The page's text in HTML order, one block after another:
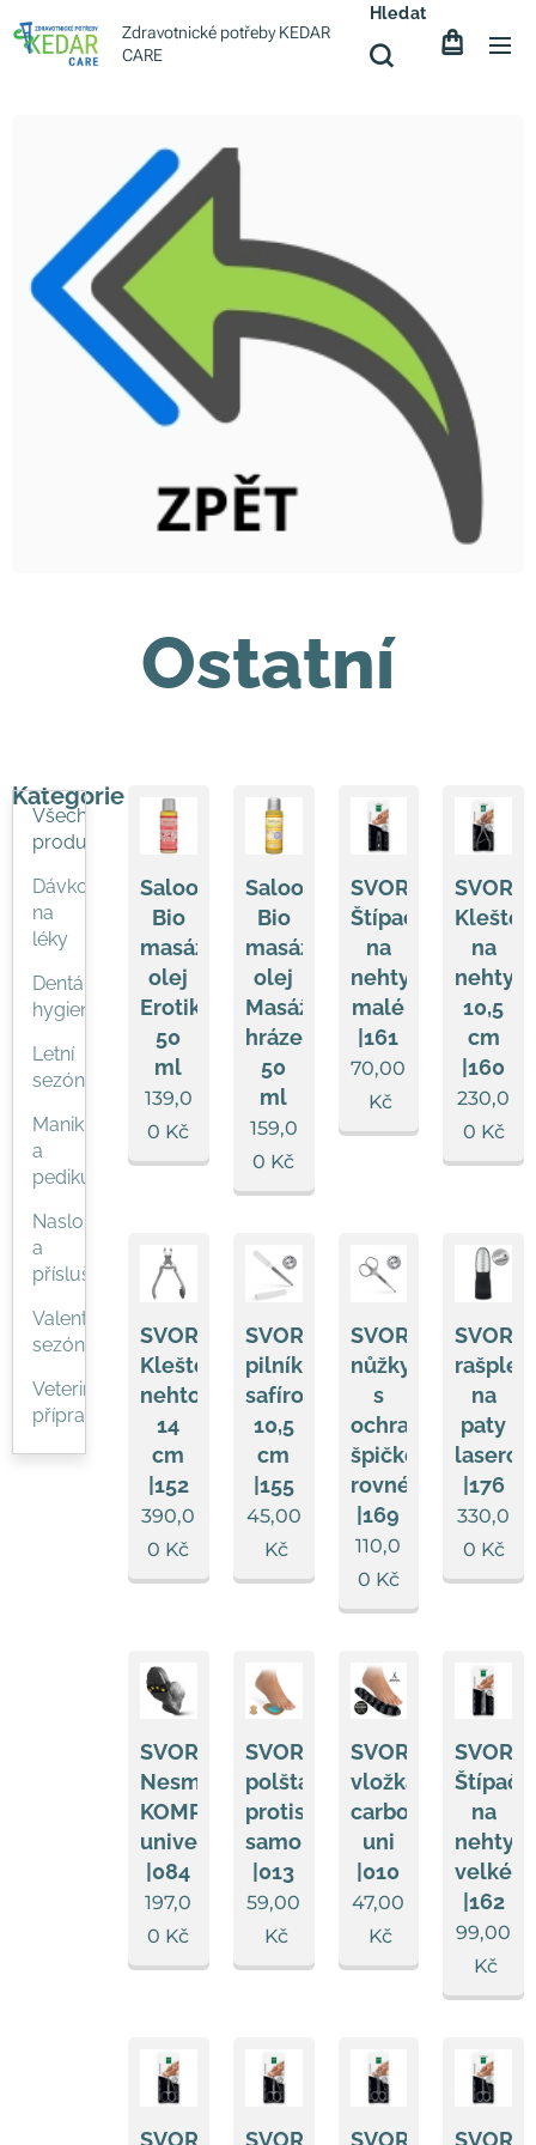
Zdravotnické potřeby KEDAR
CARE
Hledat
Ostatní
Kategorie
Všechny
produkty
Dávkovače
na
léky
Dentální
hygiena
Letní
sezóna
Manikúra
a
pedikúra
Naslouchátka
a
příslušenství
Valentýnská
sezóna
Veterinární
přípravky
Saloos
Bio
masážní
olej
Erotika
50
ml
139,0
0 Kč
Saloos
Bio
masážní
olej
Masáž
hráze
50
ml
159,0
0 Kč
SVORTO
Štípačky
na
nehty
malé
|161
70,00
Kč
Kleště
na
nehty
10,5
cm
|160
230,0
0 Kč
SVORTO
Kleště
nehtové
14
cm
|152
390,0
0 Kč
SVORTO
pilník
safírový
10,5
cm
|155
45,00
Kč
SVORTO
nůžky
s
ochrannou
špičkou
rovné
|169
110,0
0 Kč
rašple
na
paty
|176
330,0
0 Kč
SVORTO
Nesmykos
KOMPAKT
universal
|084
197,0
0 Kč
SVORTO
polštářek
protiskluzový
samolepící
|013
59,00
Kč
SVORTO
vložka
carbone
uni
|010
47,00
Kč
na
nehty
velké
|162
99,00
Kč
SVORTO
SVORTO
SVORTO